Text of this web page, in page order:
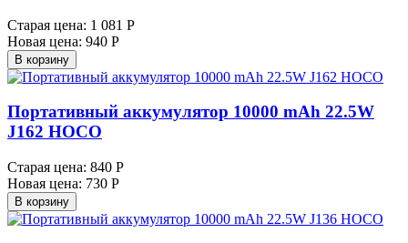
Старая цена: 1 081 Р
Новая цена: 940 Р
В корзину
Портативный аккумулятор 10000 mAh 22.5W
J162 HOCO
Старая цена: 840 Р
Новая цена: 730 Р
В корзину